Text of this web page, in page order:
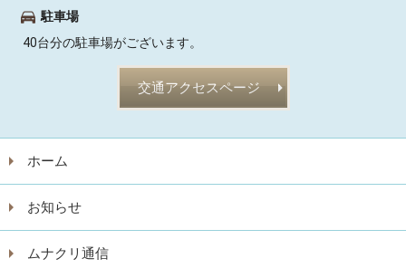
駐車場
40台分の駐車場がございます。
交通アクセスページ
ホーム
お知らせ
ムナクリ通信